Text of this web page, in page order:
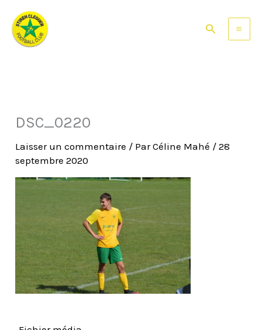
contenu
Rechercher
DSC_0220
Laisser un commentaire / ParCéline Mahé /28
septembre 2020